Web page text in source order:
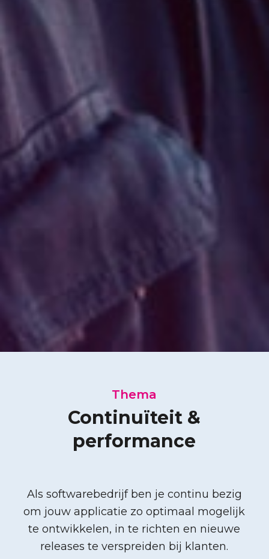
Thema
Continuïteit &
performance
Als softwarebedrijf ben je continu bezig
om jouw applicatie zo optimaal mogelijk
te ontwikkelen, in te richten en nieuwe
releases te verspreiden bij klanten.